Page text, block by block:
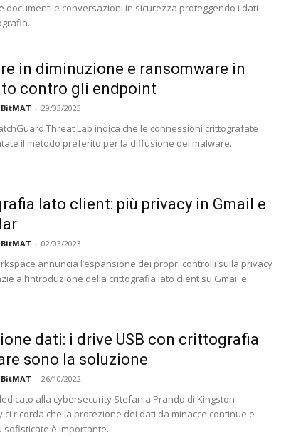
documenti e conversazioni in sicurezza proteggendo i dati
in diminuzione e ransomware in
contro gli endpoint
- 29/03/2023
Threat Lab indica che le connessioni crittografate
il metodo preferito per la diffusione del malware.
lato client: più privacy in Gmail e
- 02/03/2023
annuncia l’espansione dei propri controlli sulla privacy
all’introduzione della crittografia lato client su Gmail e
dati: i drive USB con crittografia
sono la soluzione
- 26/10/2022
alla cybersecurity Stefania Prando di Kingston
ci ricorda che la protezione dei dati da minacce continue e
sofisticate è importante.